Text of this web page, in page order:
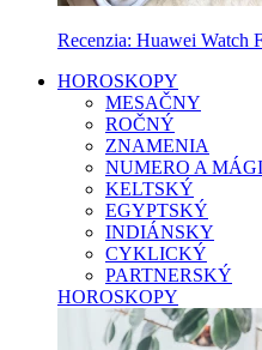
Recenzia: Huawei Watch
HOROSKOPY
MESAČNY
ROČNÝ
ZNAMENIA
NUMERO A
KELTSKÝ
EGYPTSKÝ
INDIÁNSKY
CYKLICKÝ
PARTNERSKÝ
HOROSKOPY